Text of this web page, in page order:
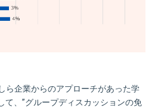
ら企業からのアプローチがあった学
て、”グループディスカッションの免